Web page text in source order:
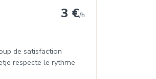
3 €/h
de satisfaction
respecte le rythme